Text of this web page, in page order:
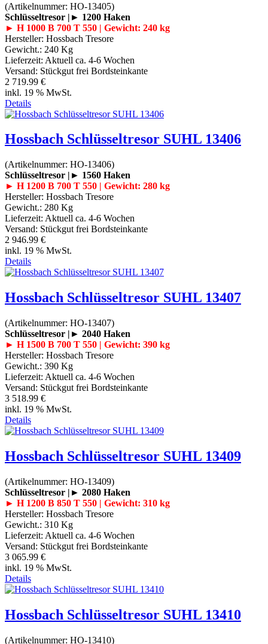
(Artikelnummer: HO-13405)
Schlüsseltresor |► 1200 Haken
► H 1000 B 700 T 550 | Gewicht: 240 kg
Hersteller: Hossbach Tresore
Gewicht.: 240 Kg
Lieferzeit: Aktuell ca. 4-6 Wochen
Versand: Stückgut frei Bordsteinkante
2 719.99 €
inkl. 19 % MwSt.
Details
Hossbach Schlüsseltresor SUHL 13406
(Artikelnummer: HO-13406)
Schlüsseltresor |► 1560 Haken
► H 1200 B 700 T 550 | Gewicht: 280 kg
Hersteller: Hossbach Tresore
Gewicht.: 280 Kg
Lieferzeit: Aktuell ca. 4-6 Wochen
Versand: Stückgut frei Bordsteinkante
2 946.99 €
inkl. 19 % MwSt.
Details
Hossbach Schlüsseltresor SUHL 13407
(Artikelnummer: HO-13407)
Schlüsseltresor |► 2040 Haken
► H 1500 B 700 T 550 | Gewicht: 390 kg
Hersteller: Hossbach Tresore
Gewicht.: 390 Kg
Lieferzeit: Aktuell ca. 4-6 Wochen
Versand: Stückgut frei Bordsteinkante
3 518.99 €
inkl. 19 % MwSt.
Details
Hossbach Schlüsseltresor SUHL 13409
(Artikelnummer: HO-13409)
Schlüsseltresor |► 2080 Haken
► H 1200 B 850 T 550 | Gewicht: 310 kg
Hersteller: Hossbach Tresore
Gewicht.: 310 Kg
Lieferzeit: Aktuell ca. 4-6 Wochen
Versand: Stückgut frei Bordsteinkante
3 065.99 €
inkl. 19 % MwSt.
Details
Hossbach Schlüsseltresor SUHL 13410
(Artikelnummer: HO-13410)